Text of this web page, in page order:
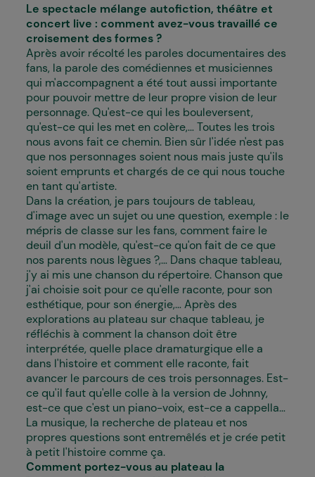
Le spectacle mélange autofiction, théâtre et
concert live : comment avez-vous travaillé ce
croisement des formes ?
Après avoir récolté les paroles documentaires des
fans, la parole des comédiennes et musiciennes
qui m'accompagnent a été tout aussi importante
pour pouvoir mettre de leur propre vision de leur
personnage. Qu'est-ce qui les bouleversent,
qu'est-ce qui les met en colère,... Toutes les trois
nous avons fait ce chemin. Bien sûr l'idée n'est pas
que nos personnages soient nous mais juste qu'ils
soient emprunts et chargés de ce qui nous touche
en tant qu'artiste.
Dans la création, je pars toujours de tableau,
d'image avec un sujet ou une question, exemple : le
mépris de classe sur les fans, comment faire le
deuil d'un modèle, qu'est-ce qu'on fait de ce que
nos parents nous lègues ?,... Dans chaque tableau,
j'y ai mis une chanson du répertoire. Chanson que
j'ai choisie soit pour ce qu'elle raconte, pour son
esthétique, pour son énergie,... Après des
explorations au plateau sur chaque tableau, je
réfléchis à comment la chanson doit être
interprétée, quelle place dramaturgique elle a
dans l'histoire et comment elle raconte, fait
avancer le parcours de ces trois personnages. Est-
ce qu'il faut qu'elle colle à la version de Johnny,
est-ce que c'est un piano-voix, est-ce a cappella...
La musique, la recherche de plateau et nos
propres questions sont entremêlés et je crée petit
à petit l'histoire comme ça.
Comment portez-vous au plateau la